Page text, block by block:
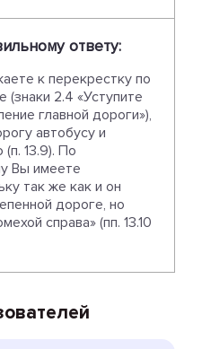
ответу:
к перекрестку по
(знаки 2.4 «Уступите
главной дороги»),
автобусу и
13.9). По
Вы имеете
так же как и он
дороге, но
справа» (пп. 13.10